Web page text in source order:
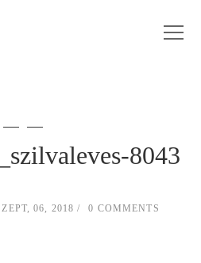
8043
06, 2018 0 COMMENTS